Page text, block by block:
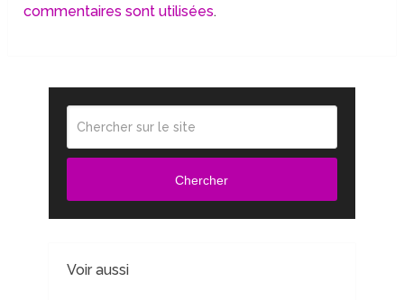
commentaires sont utilisées.
Chercher
Voir aussi